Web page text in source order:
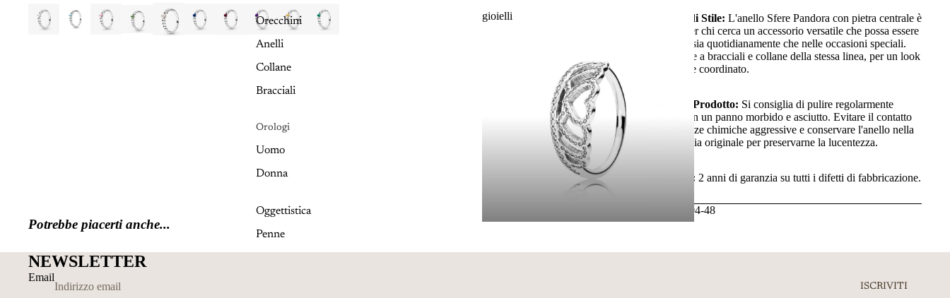
Orecchini
Anelli
Collane
Bracciali
Orologi
Uomo
Donna
Oggettistica
Penne
gioielli
Consigli di Stile: L'anello Sfere Pandora con pietra centrale è
perfetto per chi cerca un accessorio versatile che possa essere
indossato sia quotidianamente che nelle occasioni speciali.
Abbinabile a bracciali e collane della stessa linea, per un look
completo e coordinato.
Cura del Prodotto: Si consiglia di pulire regolarmente
l'anello con un panno morbido e asciutto. Evitare il contatto
con sostanze chimiche aggressive e conservare l'anello nella
sua custodia originale per preservarne la lucentezza.
Garanzia: 2 anni di garanzia su tutti i difetti di fabbricazione.
198867C04-48
Potrebbe piacerti anche...
NEWSLETTER
Email
ISCRIVITI